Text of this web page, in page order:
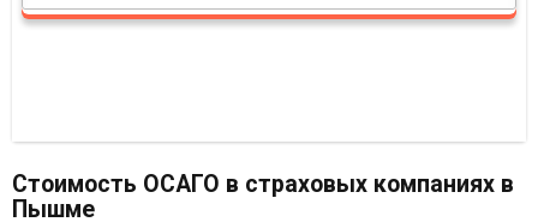
Стоимость ОСАГО в страховых компаниях в
Пышме